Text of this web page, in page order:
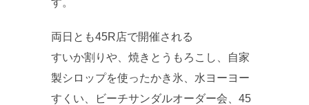
両日とも45R店で開催される
すいか割りや、焼きとうもろこし、自家
製シロップを使ったかき氷、水ヨーヨー
すくい、ビーチサンダルオーダー会、45